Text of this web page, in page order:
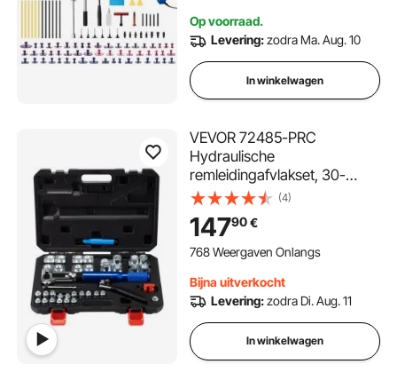
Op voorraad.
Levering:zodra Ma. Aug. 10
In winkelwagen
VEVOR 72485-PRC
Hydraulische
remleidingafvlakset, 30-
delige set met 45°
afvlakkegel / 16 matrijzen en
adapters voor koperen
buizen van 3/16"-1/2
(4)
14790€
768 Weergaven Onlangs
Bijna uitverkocht
Levering:zodra Di. Aug. 11
In winkelwagen